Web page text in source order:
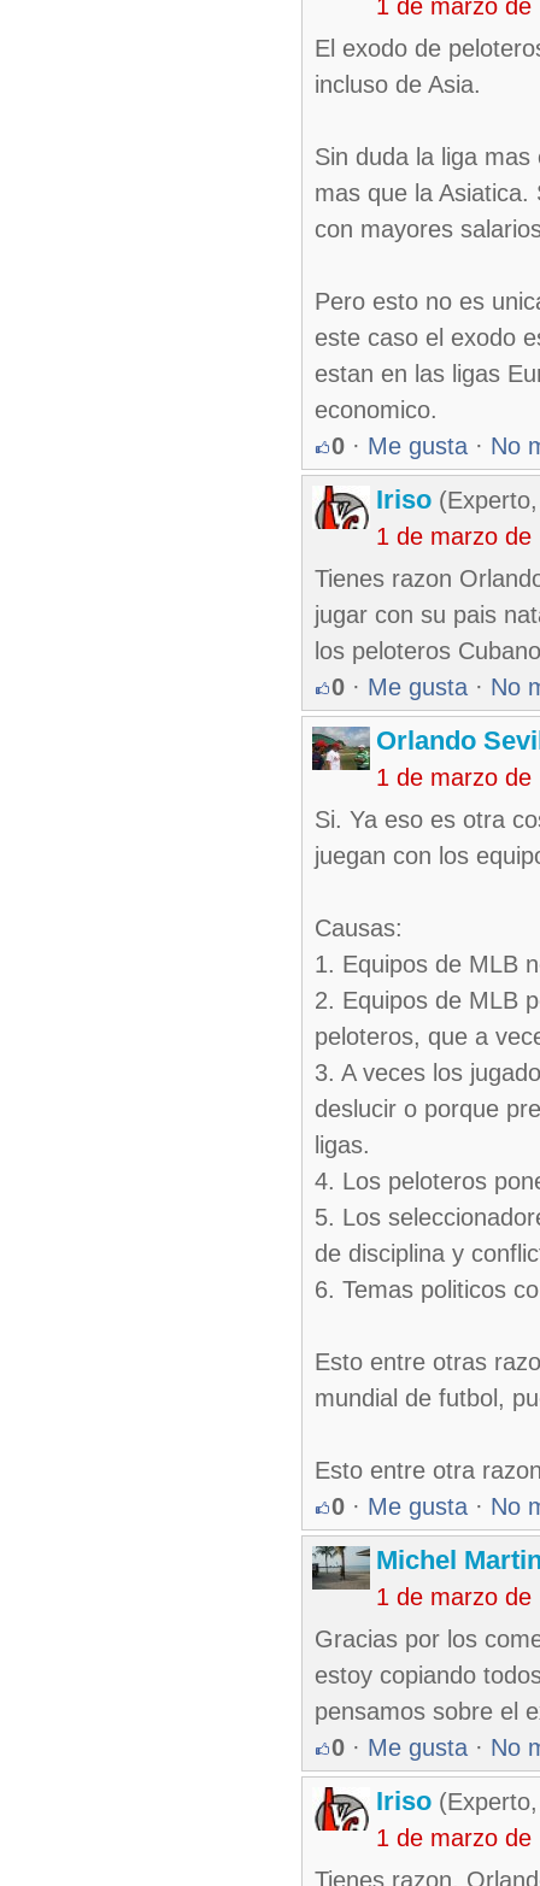
1 de marzo de
El exodo de
incluso de Asia.
Sin duda la liga
mas que la
con mayores
Pero esto no es
este caso el exodo
estan en las ligas
economico.
0 · Me gusta · No
Iriso
1 de marzo de
Tienes razon
jugar con su pais
los peloteros
0 · Me gusta · No
Orlando
1 de marzo de
Si. Ya eso es otra
juegan con los
Causas:
1. Equipos de MLB
2. Equipos de MLB
peloteros, que a
3. A veces los
deslucir o porque
ligas.
4. Los peloteros
5. Los
de disciplina y
6. Temas politicos
Esto entre otras
mundial de futbol,
Esto entre otra
0 · Me gusta · No
Michel
1 de marzo de
Gracias por los
estoy copiando
pensamos sobre el
0 · Me gusta · No
Iriso
1 de marzo de
Tienes razon,